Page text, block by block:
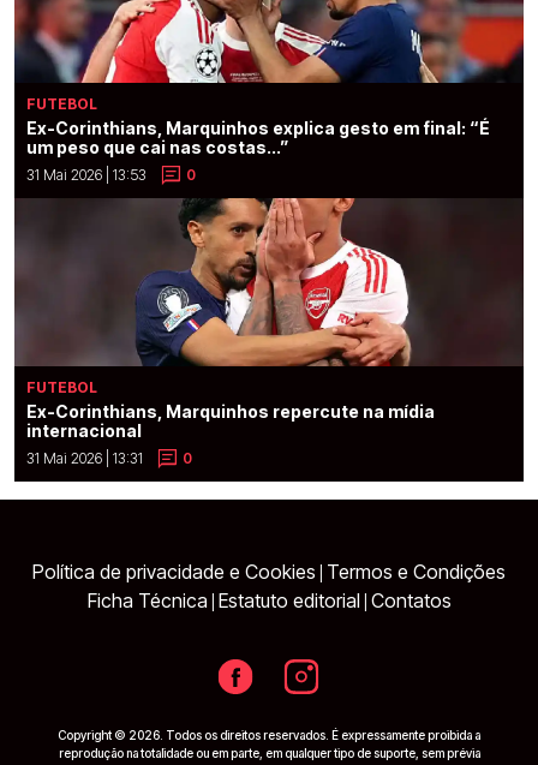
FUTEBOL
Ex-Corinthians, Marquinhos explica gesto em final: “É
um peso que cai nas costas...”
31 Mai 2026 | 13:53 0
FUTEBOL
Ex-Corinthians, Marquinhos repercute na mídia
internacional
31 Mai 2026 | 13:31 0
Política de privacidade e Cookies Termos e Condições
Ficha Técnica Estatuto editorial Contatos
Copyright © 2026. Todos os direitos reservados. É expressamente proibida a
reprodução na totalidade ou em parte, em qualquer tipo de suporte, sem prévia